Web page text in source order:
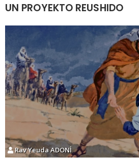
UN PROYEKTO REUSHIDO
Rav Yeuda ADONİ